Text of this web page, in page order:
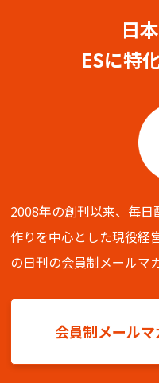
日
ESに特
2008年の創刊以来、毎
作りを中心とした現役経
の日刊の会員制メールマ
会員制メール